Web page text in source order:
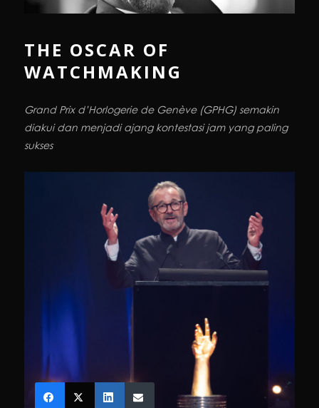
THE OSCAR OF
WATCHMAKING
Grand Prix d’Horlogerie de Genève (GPHG) semakin
diakui dan menjadi ajang kontestasi jam yang paling
sukses